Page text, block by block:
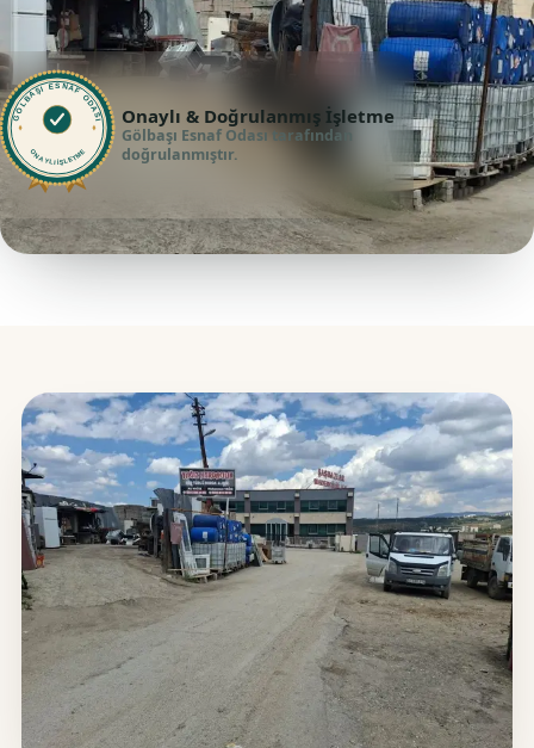
GÖLBAŞI ESNAF ODASI
ONAYLI İŞLETME
Onaylı & Doğrulanmış İşletme
Gölbaşı Esnaf Odası tarafından
doğrulanmıştır.